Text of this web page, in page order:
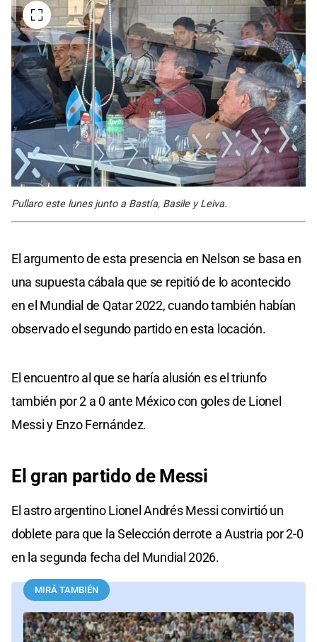
Pullaro este lunes junto a Bastía, Basile y Leiva.
El argumento de esta presencia en Nelson se basa en
una supuesta cábala que se repitió de lo acontecido
en el Mundial de Qatar 2022, cuando también habían
observado el segundo partido en esta locación.
El encuentro al que se haría alusión es el triunfo
también por 2 a 0 ante México con goles de Lionel
Messi y Enzo Fernández.
El gran partido de Messi
El astro argentino Lionel Andrés Messi convirtió un
doblete para que la Selección derrote a Austria por 2-0
en la segunda fecha del Mundial 2026.
MIRÁ TAMBIÉN